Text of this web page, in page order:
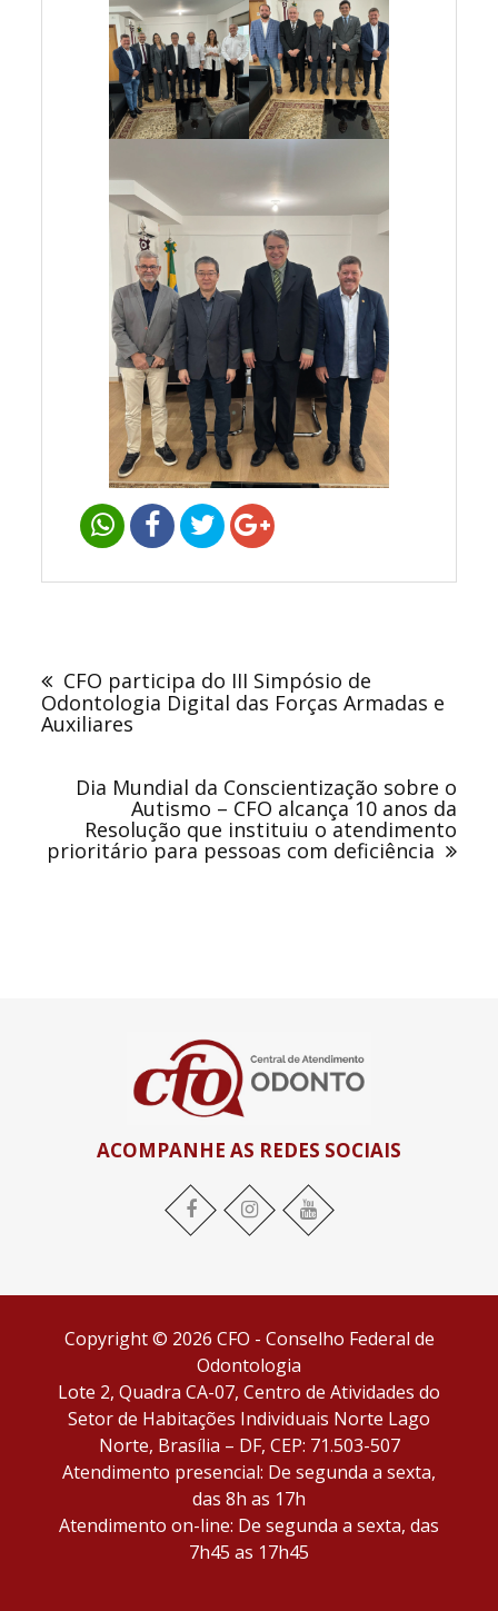
PostCFO participa do III Simpósio de
Odontologia Digital das Forças Armadas e
Auxiliares
Dia Mundial da Conscientização sobre o
Autismo – CFO alcança 10 anos da
Resolução que instituiu o atendimento
prioritário para pessoas com deficiência
ACOMPANHE AS REDES SOCIAIS
Facebook Instagram YouTube
Copyright © 2026 CFO - Conselho Federal de
Odontologia
Lote 2, Quadra CA-07, Centro de Atividades do
Setor de Habitações Individuais Norte Lago
Norte, Brasília – DF, CEP: 71.503-507
Atendimento presencial: De segunda a sexta,
das 8h as 17h
Atendimento on-line: De segunda a sexta, das
7h45 as 17h45